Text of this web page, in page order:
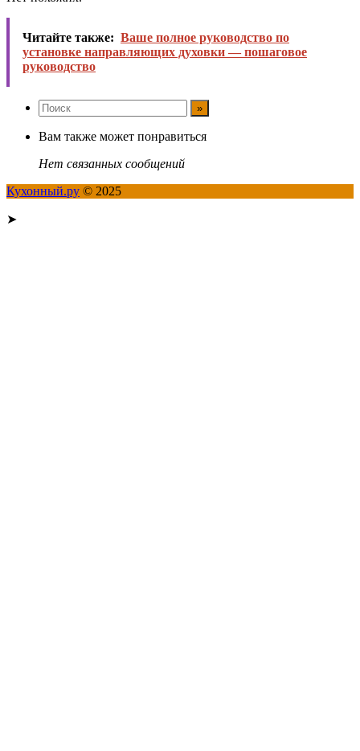
Читайте также: Ваше полное руководство по
установке направляющих духовки — пошаговое
руководство
Вам также может понравиться
Нет связанных сообщений
Кухонный.ру © 2025
➤